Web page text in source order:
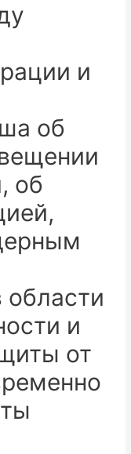
и
об
об
области
и
от